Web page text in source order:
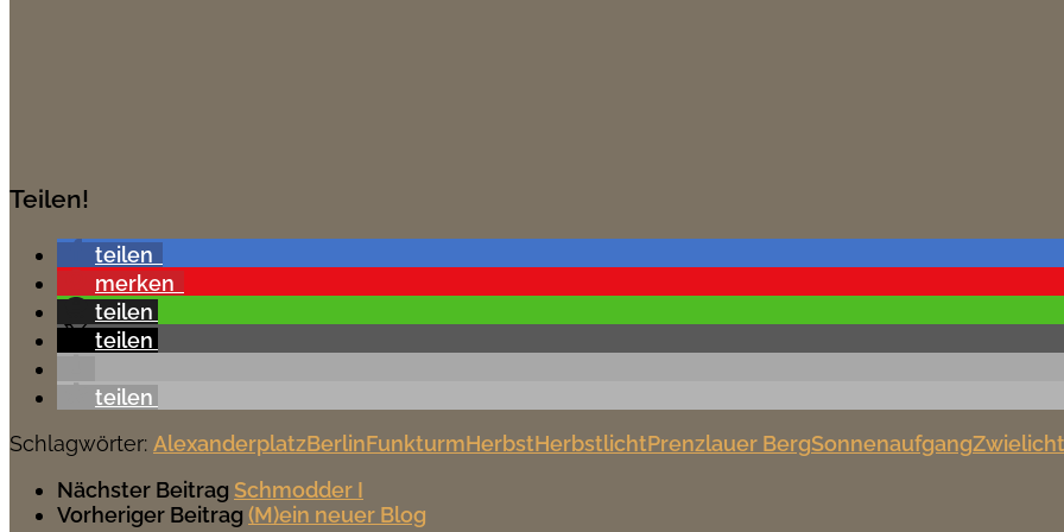
Teilen!
teilen
merken
teilen
teilen
teilen
Schlagwörter: AlexanderplatzBerlinFunkturmHerbstHerbstlichtPrenzlauer BergSonnenaufgangZwielicht
Nächster Beitrag Schmodder I
Vorheriger Beitrag (M)ein neuer Blog